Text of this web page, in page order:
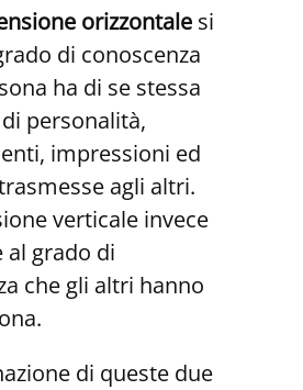
orizzontale si
di conoscenza
ha di se stessa
personalità,
impressioni ed
agli altri.
verticale invece
al grado di
che gli altri hanno
di queste due